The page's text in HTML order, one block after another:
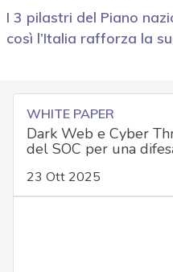
I 3 pilastri del Piano
così l’Italia rafforza la
WHITE PAPER
Dark Web e Cyber
del SOC per una
23 Ott 2025